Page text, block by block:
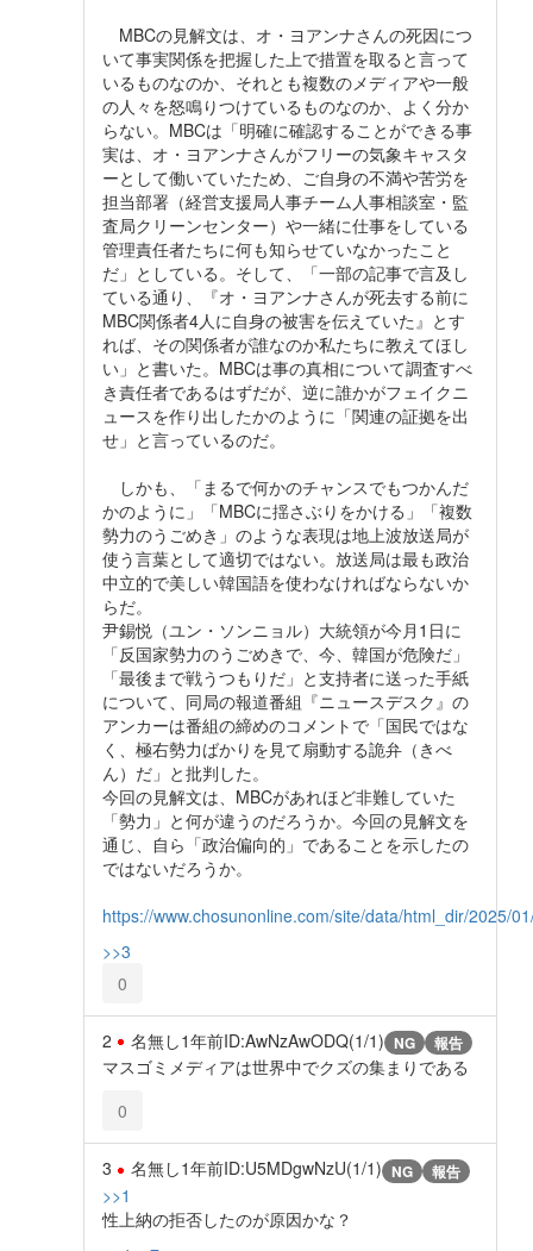
MBCの見解文は、オ・ヨアンナさんの死因につ
いて事実関係を把握した上で措置を取ると言って
いるものなのか、それとも複数のメディアや一般
の人々を怒鳴りつけているものなのか、よく分か
らない。MBCは「明確に確認することができる事
実は、オ・ヨアンナさんがフリーの気象キャスタ
ーとして働いていたため、ご自身の不満や苦労を
担当部署（経営支援局人事チーム人事相談室・監
査局クリーンセンター）や一緒に仕事をしている
管理責任者たちに何も知らせていなかったこと
だ」としている。そして、「一部の記事で言及し
ている通り、『オ・ヨアンナさんが死去する前に
MBC関係者4人に自身の被害を伝えていた』とす
れば、その関係者が誰なのか私たちに教えてほし
い」と書いた。MBCは事の真相について調査すべ
き責任者であるはずだが、逆に誰かがフェイクニ
ュースを作り出したかのように「関連の証拠を出
せ」と言っているのだ。
しかも、「まるで何かのチャンスでもつかんだ
かのように」「MBCに揺さぶりをかける」「複数
勢力のうごめき」のような表現は地上波放送局が
使う言葉として適切ではない。放送局は最も政治
中立的で美しい韓国語を使わなければならないか
らだ。
尹錫悦（ユン・ソンニョル）大統領が今月1日に
「反国家勢力のうごめきで、今、韓国が危険だ」
「最後まで戦うつもりだ」と支持者に送った手紙
について、同局の報道番組『ニュースデスク』の
アンカーは番組の締めのコメントで「国民ではな
く、極右勢力ばかりを見て扇動する詭弁（きべ
ん）だ」と批判した。
今回の見解文は、MBCがあれほど非難していた
「勢力」と何が違うのだろうか。今回の見解文を
通じ、自ら「政治偏向的」であることを示したの
ではないだろうか。
https://www.chosunonline.com/site/data/html_dir/2025/
>>3
0
2 名無し1年前ID:AwNzAwODQ(1/1) NG 報告
マスゴミメディアは世界中でクズの集まりである
0
3 名無し1年前ID:U5MDgwNzU(1/1) NG 報告
>>1
性上納の拒否したのが原因かな？